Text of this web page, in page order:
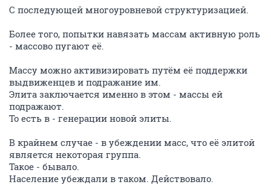
С последующей многоуровневой структуризацией.
Более того, попытки навязать массам активную роль
- массово пугают её.
Массу можно активизировать путём её поддержки
выдвиженцев и подражание им.
Элита заключается именно в этом - массы ей
подражают.
То есть в - генерации новой элиты.
В крайнем случае - в убеждении масс, что её элитой
является некоторая группа.
Такое - бывало.
Население убеждали в таком. Действовало.